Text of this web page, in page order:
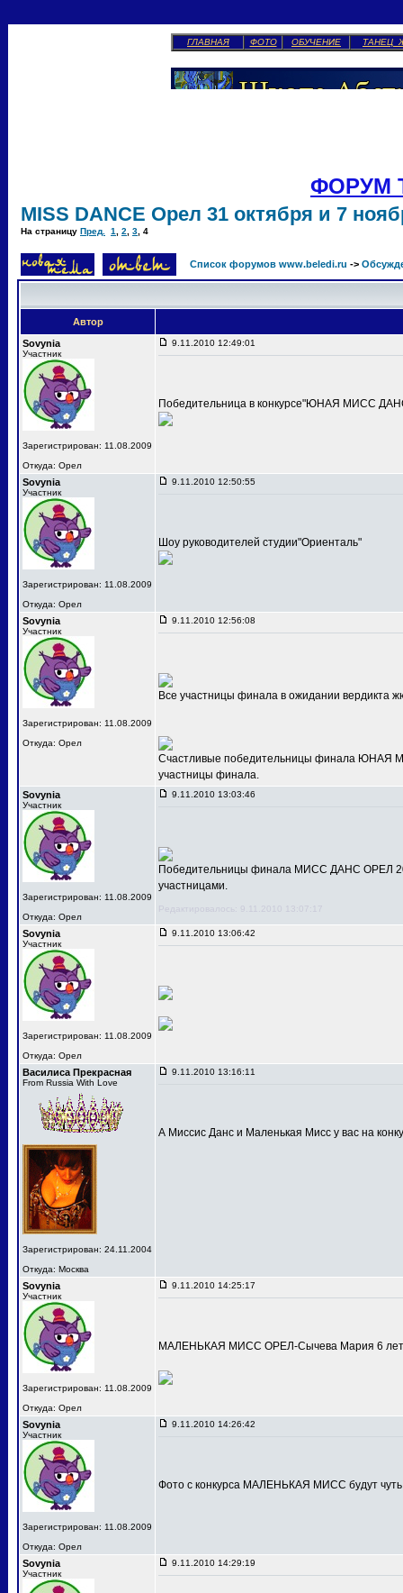
ГЛАВНАЯ ФОТО ОБУЧЕНИЕ ТАНЕЦ
ФОРУМ
MISS DANCE Орел 31 октября и 7
На страницу Пред. 1 2 3 4
Список форумов www.beledi.ru ->
Автор
Sovynia
Участник
Зарегистрирован: 11.08.2009
Откуда: Орел
9.11.2010 12:49:01
Победительница в конкурсе"ЮНАЯ МИСС
Sovynia
Участник
Зарегистрирован: 11.08.2009
Откуда: Орел
9.11.2010 12:50:55
Шоу руководителей студии"Ориенталь"
Sovynia
Участник
Зарегистрирован: 11.08.2009
Откуда: Орел
9.11.2010 12:56:08
Все участницы финала в ожидании вердикта
Счастливые победительницы финала ЮНАЯ
участницы финала.
Sovynia
Участник
Зарегистрирован: 11.08.2009
Откуда: Орел
9.11.2010 13:03:46
Победительницы финала МИСС ДАНС ОРЕЛ
участницами.
Редактировалось: 9.11.2010 13:07:17
Sovynia
Участник
Зарегистрирован: 11.08.2009
Откуда: Орел
9.11.2010 13:06:42
Василиса Прекрасная
From Russia With Love
Зарегистрирован: 24.11.2004
Откуда: Москва
9.11.2010 13:16:11
А Миссис Данс и Маленькая Мисс у вас на
Sovynia
Участник
Зарегистрирован: 11.08.2009
Откуда: Орел
9.11.2010 14:25:17
МАЛЕНЬКАЯ МИСС ОРЕЛ-Сычева Мария 6
Sovynia
Участник
Зарегистрирован: 11.08.2009
Откуда: Орел
9.11.2010 14:26:42
Фото с конкурса МАЛЕНЬКАЯ МИСС будут
Sovynia
Участник
9.11.2010 14:29:19